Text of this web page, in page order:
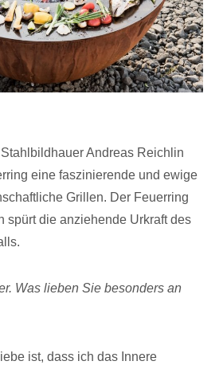
Andreas Reichlin
eine faszinierende und ewige
Grillen. Der Feuerring
spürt die anziehende Urkraft des
Was lieben Sie besonders an
ist, dass ich das Innere